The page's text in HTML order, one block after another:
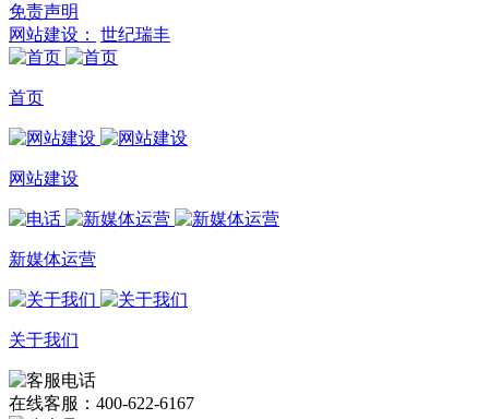
免责声明
网站建设：
世纪瑞丰
首页
网站建设
新媒体运营
关于我们
在线客服：400-622-6167